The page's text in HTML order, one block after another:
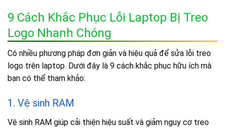
9 Cách Khắc Phục Lỗi Laptop Bị Treo
Logo Nhanh Chóng
Có nhiều phương pháp đơn giản và hiệu quả để sửa lỗi treo
logo trên laptop. Dưới đây là 9 cách khắc phục hữu ích mà
bạn có thể tham khảo:
1. Vệ sinh RAM
Vệ sinh RAM giúp cải thiện hiệu suất và giảm nguy cơ treo